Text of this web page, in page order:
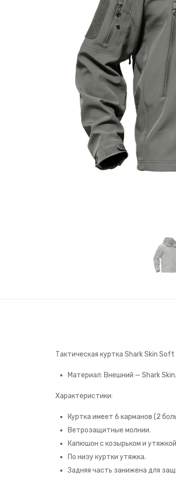
Тактическая куртка Shark Skin
Материал: Внешний — Shark
Характеристики:
Куртка имеет 6 карманов (2
Ветрозащитные молнии.
Капюшон с козырьком и
По низу куртки утяжка.
Задняя часть занижена для